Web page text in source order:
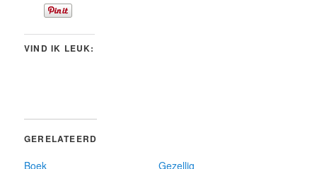
VIND IK LEUK:
GERELATEERD
Boek
Gezellig